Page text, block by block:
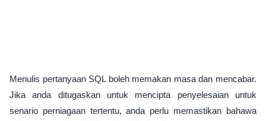
Menulis pertanyaan SQL boleh memakan masa dan mencabar.
Jika anda ditugaskan untuk mencipta penyelesaian untuk
senario perniagaan tertentu, anda perlu memastikan bahawa